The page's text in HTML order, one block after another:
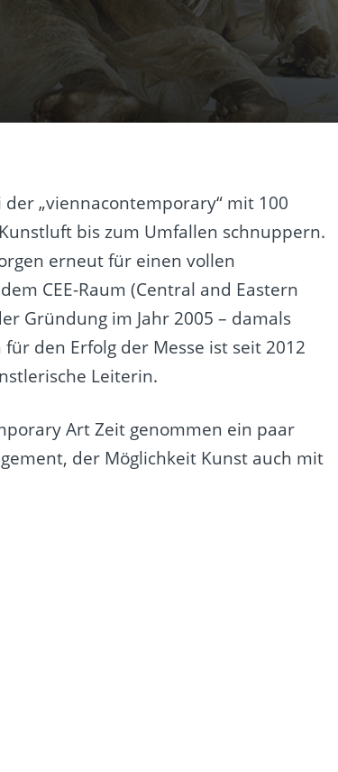
„viennacontemporary“ mit 100
bis zum Umfallen schnuppern.
erneut für einen vollen
CEE-Raum (Central and Eastern
Gründung im Jahr 2005 – damals
den Erfolg der Messe ist seit 2012
Leiterin.
Art Zeit genommen ein paar
der Möglichkeit Kunst auch mit